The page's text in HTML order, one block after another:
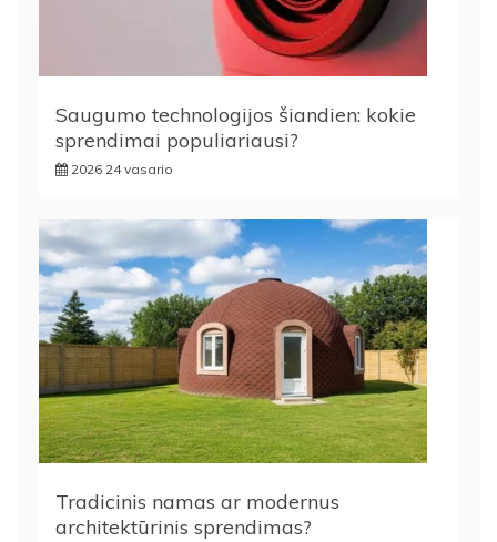
Saugumo technologijos šiandien: kokie
sprendimai populiariausi?
2026 24 vasario
Tradicinis namas ar modernus
architektūrinis sprendimas?